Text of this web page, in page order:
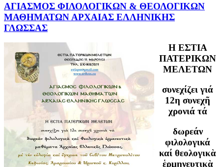
ΑΓΙΑΣΜΟΣ ΦΙΛΟΛΟΓΙΚΩΝ & ΘΕΟΛΟΓΙΚΩΝ
ΜΑΘΗΜΑΤΩN AΡXAIAΣ ΕΛΛΗΝΙΚΗΣ
ΓΛΩΣΣΑΣ
H ΕΣΤΙΑ
ΠΑΤΕΡΙΚΩΝ
ΜΕΛΕΤΩΝ
συνεχίζει γιά
12η συνεχῆ
χρονιά τά
δωρεάν
φιλολογικά
καί θεολογικὰ
ἑρμηνευτικὰ